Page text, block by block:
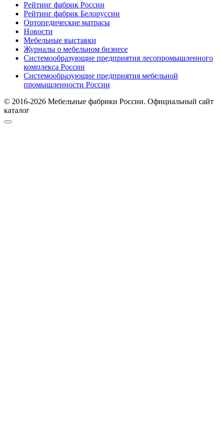
Рейтинг фабрик России
Рейтинг фабрик Белоруссии
Ортопедические матрасы
Новости
Мебельные выставки
Журналы о мебельном бизнесе
Системообразующие предприятия лесопромышленного
комплекса России
Системообразующие предприятия мебельной
промышленности России
© 2016-2026 Мебельные фабрики России. Официальный сайт
каталог